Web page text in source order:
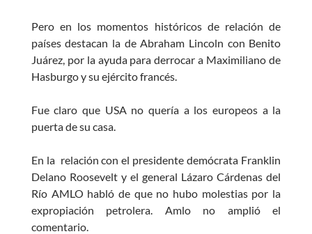
Pero en los momentos históricos de relación de
países destacan la de Abraham Lincoln con Benito
Juárez, por la ayuda para derrocar a Maximiliano de
Hasburgo y su ejército francés.
Fue claro que USA no quería a los europeos a la
puerta de su casa.
En la relación con el presidente demócrata Franklin
Delano Roosevelt y el general Lázaro Cárdenas del
Río AMLO habló de que no hubo molestias por la
expropiación petrolera. Amlo no amplió el
comentario.